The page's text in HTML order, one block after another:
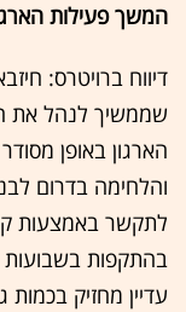
המשך פעילות
דיווח ברויטרס:
שממשיך לנהל את
הארגון באופן
והלחימה בדרום
לתקשר באמצעות
בהתקפות בשבועות
עדיין מחזיק